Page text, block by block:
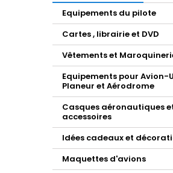
Equipements du pilote
Cartes , librairie et DVD
Vêtements et
Equipements pour Avion-
Planeur et Aérodrome
Casques aéronautiques
accessoires
Idées cadeaux et
Maquettes d'avions